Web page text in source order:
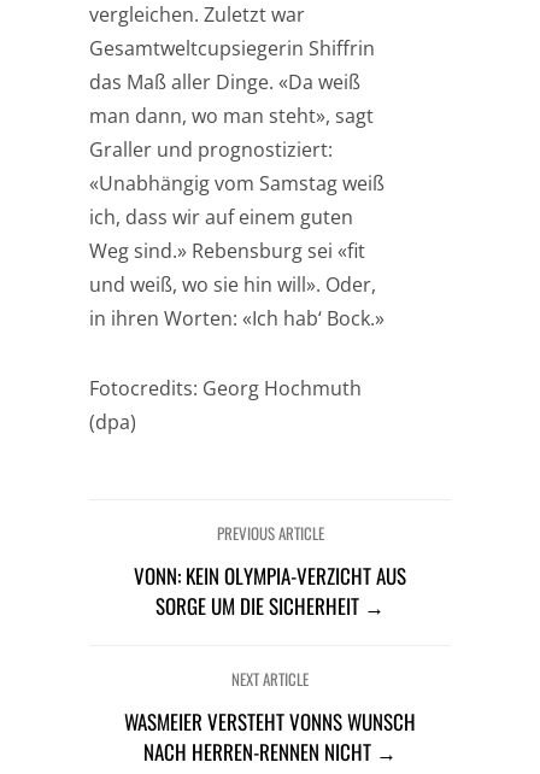
vergleichen. Zuletzt war
Gesamtweltcupsiegerin Shiffrin
das Maß aller Dinge. «Da weiß
man dann, wo man steht», sagt
Graller und prognostiziert:
«Unabhängig vom Samstag weiß
ich, dass wir auf einem guten
Weg sind.» Rebensburg sei «fit
und weiß, wo sie hin will». Oder,
in ihren Worten: «Ich hab‘ Bock.»
Fotocredits: Georg Hochmuth
(dpa)
PREVIOUS ARTICLE
VONN: KEIN OLYMPIA-VERZICHT AUS
SORGE UM DIE SICHERHEIT →
NEXT ARTICLE
WASMEIER VERSTEHT VONNS WUNSCH
NACH HERREN-RENNEN NICHT →